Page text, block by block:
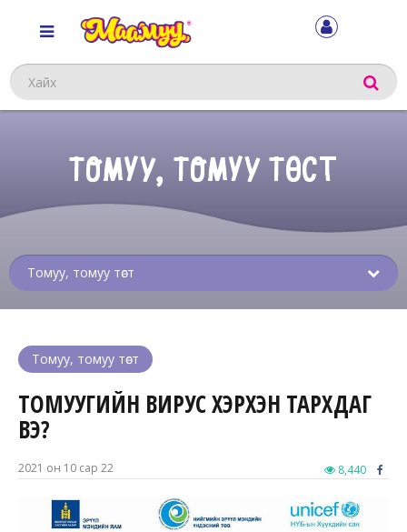
Хайх
ТОМУУ, ТОМУУ ТӨСТ
Томуу, томуу төст
ТОМУУГИЙН ВИРУС ХЭРХЭН ТАРХДАГ
ВЭ?
2021 он 10 сар 22 8,440